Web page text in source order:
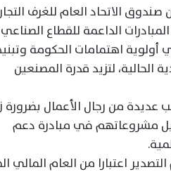
الاتحاد العام للغرف
الداعمة للقطاع الصناعي
أولوية اهتمامات الحكومة
الحالية، لتزيد قدرة المصنعين
من رجال الأعمال بضرورة
مشروعاتهم في مبادرة دعم
اعتبارا من العام المالي